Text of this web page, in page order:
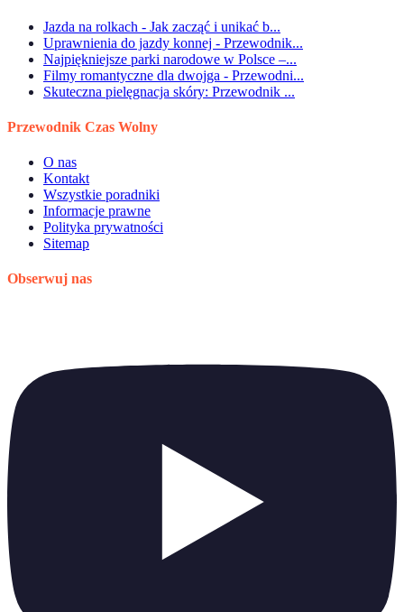
Jazda na rolkach - Jak zacząć i unikać b...
Uprawnienia do jazdy konnej - Przewodnik...
Najpiękniejsze parki narodowe w Polsce –...
Filmy romantyczne dla dwojga - Przewodni...
Skuteczna pielęgnacja skóry: Przewodnik ...
Przewodnik Czas Wolny
O nas
Kontakt
Wszystkie poradniki
Informacje prawne
Polityka prywatności
Sitemap
Obserwuj nas